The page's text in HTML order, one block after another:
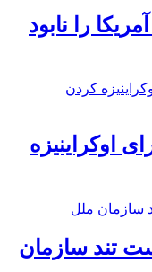
را نابود
اوکراینیزه
تند سازمان